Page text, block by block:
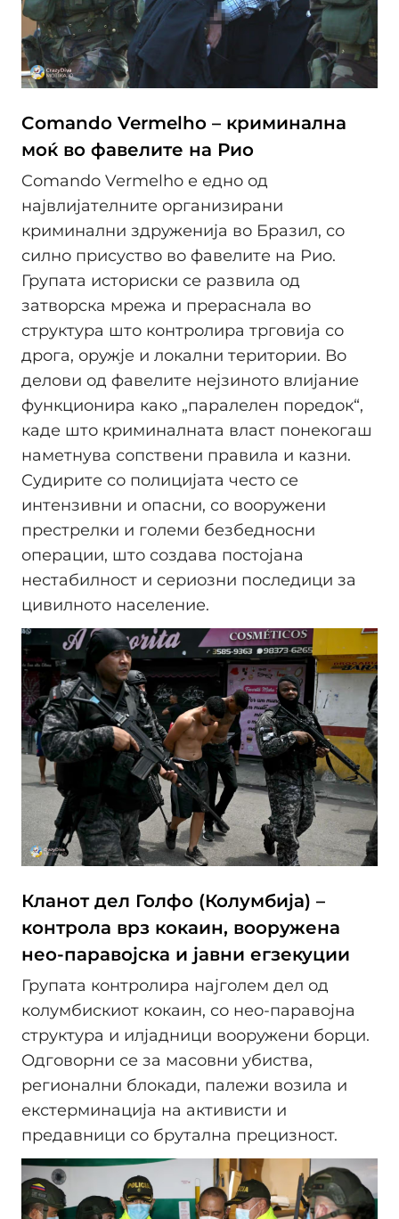
Comando Vermelho – криминална
моќ во фавелите на Рио
Comando Vermelho е едно од
највлијателните организирани
криминални здруженија во Бразил, со
силно присуство во фавелите на Рио.
Групата историски се развила од
затворска мрежа и прераснала во
структура што контролира трговија со
дрога, оружје и локални територии. Во
делови од фавелите нејзиното влијание
функционира како „паралелен поредок“,
каде што криминалната власт понекогаш
наметнува сопствени правила и казни.
Судирите со полицијата често се
интензивни и опасни, со вооружени
престрелки и големи безбедносни
операции, што создава постојана
нестабилност и сериозни последици за
цивилното население.
Кланот дел Голфо (Колумбија) –
контрола врз кокаин, вооружена
нео-паравојска и јавни егзекуции
Групата контролира најголем дел од
колумбискиот кокаин, со нео-паравојна
структура и илјадници вооружени борци.
Одговорни се за масовни убиства,
регионални блокади, палежи возила и
екстерминација на активисти и
предавници со брутална прецизност.